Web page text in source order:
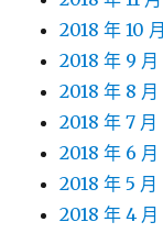
2018 年 10 月
2018 年 9 月
2018 年 8 月
2018 年 7 月
2018 年 6 月
2018 年 5 月
2018 年 4 月